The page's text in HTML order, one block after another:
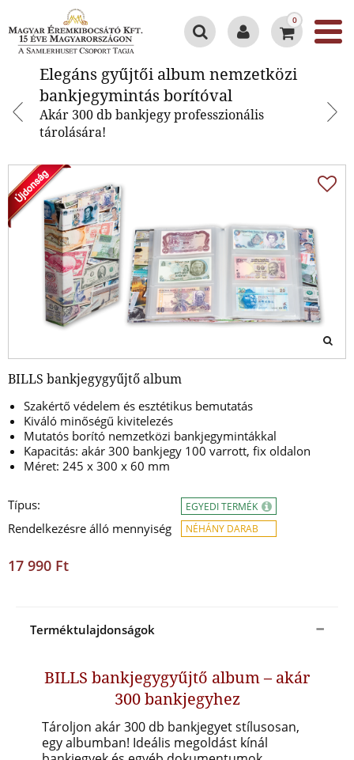
0
Elegáns gyűjtői album nemzetközi
bankjegymintás borítóval
Akár 300 db bankjegy professzionális
tárolására!
BILLS bankjegygyűjtő album
Szakértő védelem és esztétikus bemutatás
Kiváló minőségű kivitelezés
Mutatós borító nemzetközi bankjegymintákkal
Kapacitás: akár 300 bankjegy 100 varrott, fix oldalon
Méret: 245 x 300 x 60 mm
Típus:
Rendelkezésre álló mennyiség
EGYEDI TERMÉK
NÉHÁNY DARAB
17 990 Ft
Terméktulajdonságok
BILLS bankjegygyűjtő album – akár
300 bankjegyhez
Tároljon akár 300 db bankjegyet stílusosan,
egy albumban! Ideális megoldást kínál
Elegáns gyűjtői album nemzetközi
bankjegymintás borítóval